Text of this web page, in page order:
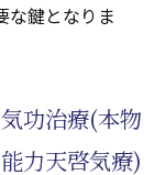
な鍵となりま
功治療(本物
力天啓気療)